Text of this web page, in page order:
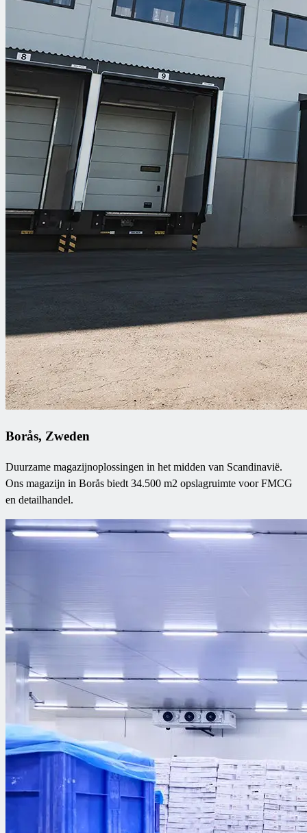
Borås, Zweden
Duurzame magazijnoplossingen in het midden van Scandinavië.
Ons magazijn in Borås biedt 34.500 m2 opslagruimte voor FMCG
en detailhandel.